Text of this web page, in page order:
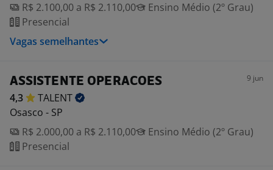
R$ 2.100,00 a R$ 2.110,00
Ensino Médio (2º Grau)
Presencial
Vagas semelhantes
ASSISTENTE OPERACOES 9 jun
4,3
TALENT
Osasco - SP
R$ 2.000,00 a R$ 2.110,00
Ensino Médio (2º Grau)
Presencial